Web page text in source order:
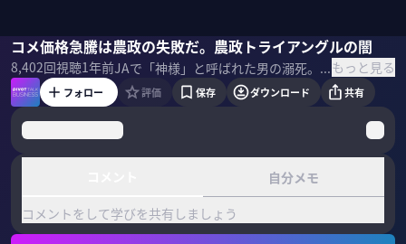
コメ価格急騰は農政の失敗だ。農政トライアングルの闇
8,402回視聴1年前 JAで「神様」と呼ばれた男の溺死。対馬JAで起きた悲劇を描いたノンフィクション『対馬の海に沈む』が話題だ。取材を通して見えてきた「農協の闇」とは何か？日本の農業に今、何が起きているのか？作者の窪田新之助氏に聞いた。 ＜ゲスト＞ 窪田新之助｜ノンフィクション作家 1978年福岡生まれ。明治大学文学部卒業。2004年JAグループの日本農業新聞に入社。国内外で農政や農業生産の現場を取材し、12年より独立。著書に『データ農業が日本を救う』『農協の闇』など。 ＜参考書籍＞ 『対馬の海に沈む』 ※このリンクはAmazonアソシエイトリンクを使用していますもっと見る
窪田新之助佐々木紀彦
フォロー 評価 保存 ダウンロード 共有
自分メモ
コメントをして学びを共有しましょう